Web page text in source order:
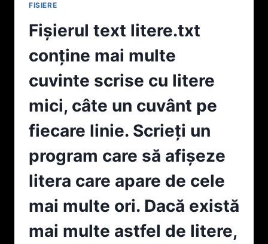
SE
GĂSEŞTE
SUCCESIUNE
CEL
PUȚIN
DOUĂ
CEL
200
CARACTERE,
CARACTERE
CARE
POT
FI
FISIERE
Fişierul text litere.txt
conține mai multe
cuvinte scrise cu litere
mici, câte un cuvânt pe
fiecare linie. Scrieți un
program care să afişeze
litera care apare de cele
mai multe ori. Dacă există
mai multe astfel de litere,